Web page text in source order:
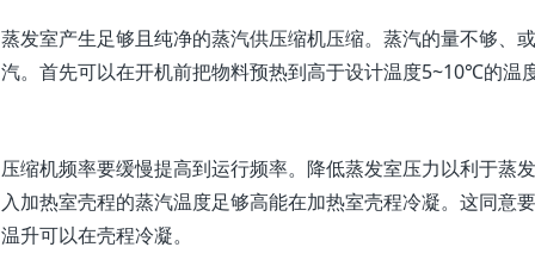
蒸发室产生足够且纯净的蒸汽供压缩机压缩。蒸汽的量不够、
汽。首先可以在开机前把物料预热到高于设计温度5~10℃的温度
压缩机频率要缓慢提高到运行频率。降低蒸发室压力以利于蒸
入加热室壳程的蒸汽温度足够高能在加热室壳程冷凝。这同意
温升可以在壳程冷凝。